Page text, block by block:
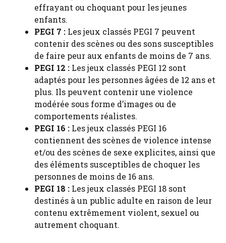
effrayant ou choquant pour les jeunes
enfants.
PEGI 7 : Les jeux classés PEGI 7 peuvent
contenir des scènes ou des sons susceptibles
de faire peur aux enfants de moins de 7 ans.
PEGI 12 : Les jeux classés PEGI 12 sont
adaptés pour les personnes âgées de 12 ans et
plus. Ils peuvent contenir une violence
modérée sous forme d’images ou de
comportements réalistes.
PEGI 16 : Les jeux classés PEGI 16
contiennent des scènes de violence intense
et/ou des scènes de sexe explicites, ainsi que
des éléments susceptibles de choquer les
personnes de moins de 16 ans.
PEGI 18 : Les jeux classés PEGI 18 sont
destinés à un public adulte en raison de leur
contenu extrêmement violent, sexuel ou
autrement choquant.